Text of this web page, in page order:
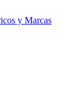
y Marcas